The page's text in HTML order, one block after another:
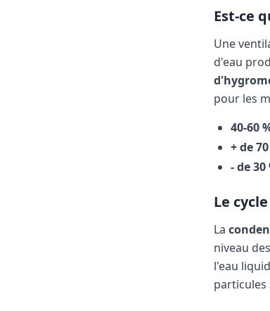
Est-ce
Une
d'eau
pour les
40-60
+ de
- de 30
Le
La
niveau des
l'eau
particules